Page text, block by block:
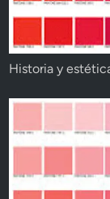
Historia y